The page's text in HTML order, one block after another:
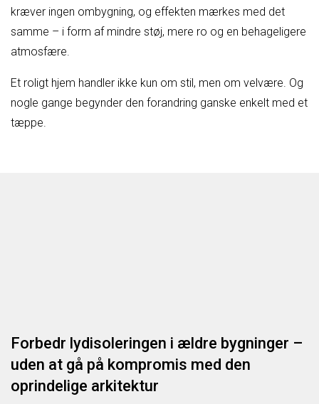
kræver ingen ombygning, og effekten mærkes med det
samme – i form af mindre støj, mere ro og en behageligere
atmosfære.
Et roligt hjem handler ikke kun om stil, men om velvære. Og
nogle gange begynder den forandring ganske enkelt med et
tæppe.
Forbedr lydisoleringen i ældre bygninger –
uden at gå på kompromis med den
oprindelige arkitektur